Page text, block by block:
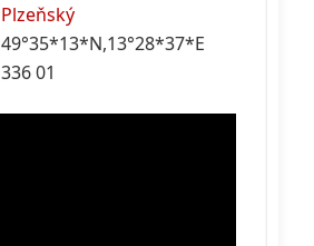
Plzeňský
49°35*13*N,13°28*37*E
336 01